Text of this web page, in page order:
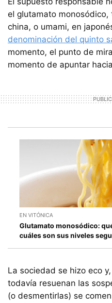
el glutamato monosódico,
china, o umami, en
denominación del quinto
momento, el punto de
momento de apuntar
EN VITÓNICA
Glutamato monosódico:
cuáles son sus niveles
La sociedad se hizo eco
todavía resuenan las
(o desmentirlas) se